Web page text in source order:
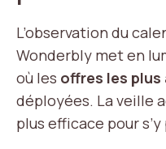
L’observation du
Wonderbly met en
où les offres les
déployées. La veille
plus efficace pour